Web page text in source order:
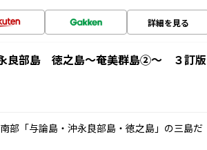
詳細を見る
部島 徳之島～奄美群島②～ ３訂版
部「与論島・沖永良部島・徳之島」の三島だ